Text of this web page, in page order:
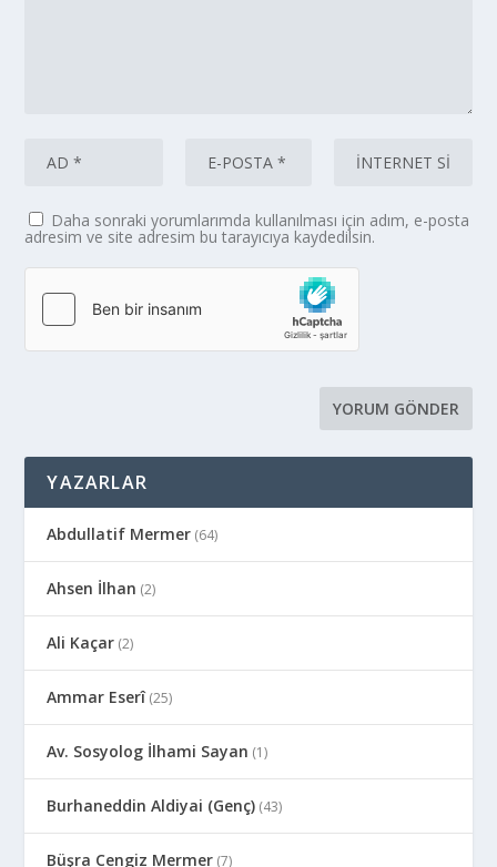
Daha sonraki yorumlarımda kullanılması için adım, e-posta
adresim ve site adresim bu tarayıcıya kaydedilsin.
YAZARLAR
Abdullatif Mermer (64)
Ahsen İlhan (2)
Ali Kaçar (2)
Ammar Eserî(25)
Av. Sosyolog İlhami Sayan (1)
Burhaneddin Aldiyai (Genç) (43)
Büşra Cengiz Mermer (7)